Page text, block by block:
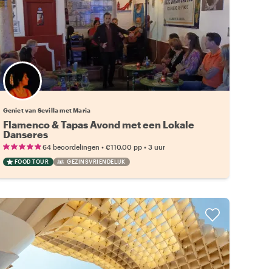
Geniet van Sevilla met Maria
Flamenco & Tapas Avond met een Lokale
Danseres
64 beoordelingen • €110.00 pp• 3 uur
FOOD TOUR GEZINSVRIENDELIJK